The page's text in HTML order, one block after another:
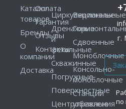
г.
по
Каталог
товаров
Бренды
О
компании
Доставка
Оплата
Гарантия
Отзывы
Контакты
Циркуляционные
Дренажные
и
фекальные
Скважинные
Погружные
Поверхностные
Центробежные
Вертикальные
Сдвоенные
Моноблочные
Консольно-
моноблочные
Станции
управления